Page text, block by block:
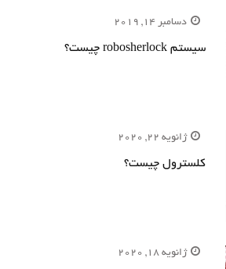
دسامبر 14, 2019
سیستم robosherlock چیست؟
ژانویه 22, 2020
کلسترول چیست؟
ژانویه 18, 2020